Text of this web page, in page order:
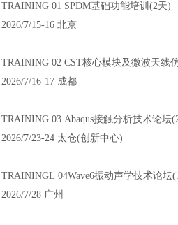
TRAINING 01 SPDM基础功能培训(2天)
2026/7/15-16 北京
TRAINING 02 CST核心模块及微波天线
2026/7/16-17 成都
TRAINING 03 Abaqus接触分析技术论坛
2026/7/23-24 太仓(创新中心)
TRAININGL 04Wave6振动声学技术论坛
2026/7/28 广州